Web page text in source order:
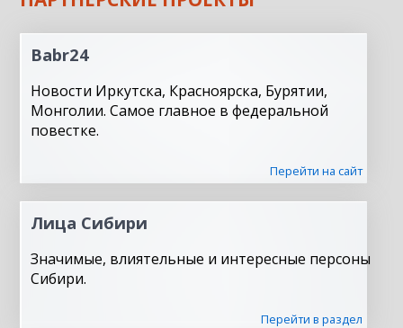
Babr24
Новости Иркутска, Красноярска, Бурятии,
Монголии. Самое главное в федеральной
повестке.
Перейти на сайт
Лица Сибири
Значимые, влиятельные и интересные персоны
Сибири.
Перейти в раздел